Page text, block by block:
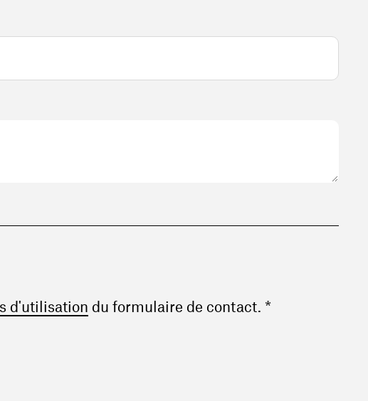
d'utilisation (ouvre une nouvelle fenêtre)
du formulaire de contact. *